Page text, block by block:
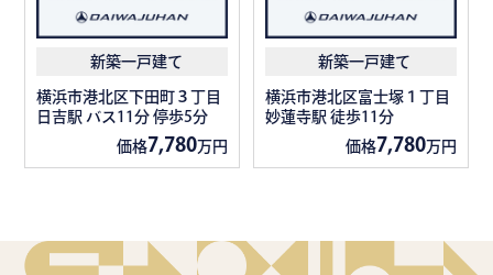
新築一戸建て
横浜市港北区下田町３丁目
日吉駅 バス11分 停歩5分
価格7,780万円
新築一戸建て
横浜市港北区富士塚１丁目
妙蓮寺駅 徒歩11分
価格7,780万円